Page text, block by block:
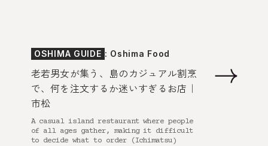
OSHIMA GUIDE : Oshima Food
老若男女が集う、島のカジュアル割烹
で、何を注文するか迷いすぎるお店｜
市松
A casual island restaurant where people
of all ages gather, making it difficult
to decide what to order (Ichimatsu)